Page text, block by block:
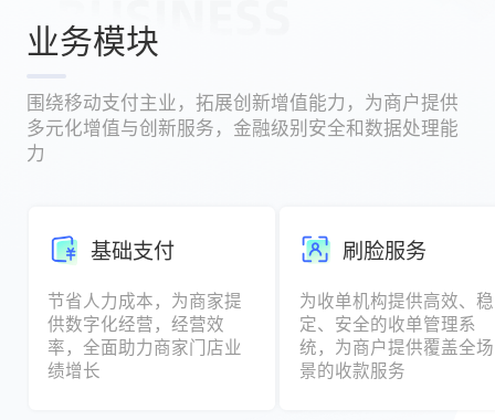
业务模块
围绕移动支付主业，拓展创新增值能力，为商户提供
多元化增值与创新服务，金融级别安全和数据处理能
力
基础支付
节省人力成本，为商家提
供数字化经营，经营效
率，全面助力商家门店业
绩增长
刷脸服务
为收单机构提供高效、稳
定、安全的收单管理系
统，为商户提供覆盖全场
景的收款服务